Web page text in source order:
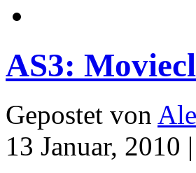
AS3:
Gepostet von
13 Januar, 2010 |